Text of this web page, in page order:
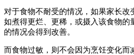
对于食物不耐受的情况，如果家长改
如煮得更烂、更稀，或摄入该食物的
的情况会得到改善。
而食物过敏，则不会因为烹饪变化而